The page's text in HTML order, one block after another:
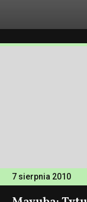
7 sierpnia 2010